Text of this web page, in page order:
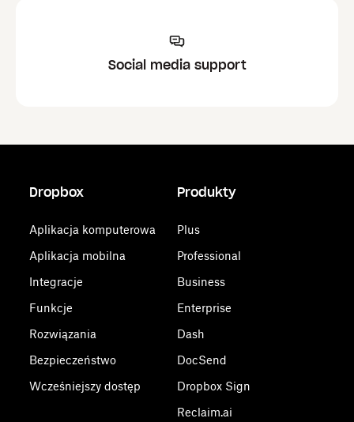
Social media support
Dropbox
Aplikacja komputerowa
Aplikacja mobilna
Integracje
Funkcje
Rozwiązania
Bezpieczeństwo
Wcześniejszy dostęp
Produkty
Plus
Professional
Business
Enterprise
Dash
DocSend
Dropbox Sign
Reclaim.ai